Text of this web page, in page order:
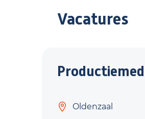
Vacatures
Oldenzaal